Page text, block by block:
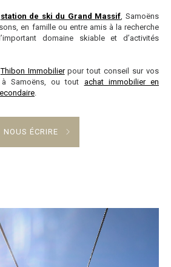
station de ski du Grand Massif, Samoëns
en famille ou entre amis à la recherche
domaine skiable et d’activités
Thibon Immobilierpour tout conseil sur vos
Samoëns, ou tout achat immobilier en
.
NOUS ÉCRIRE